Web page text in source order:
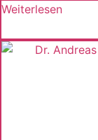
der Unfirmierung
& Driesch
will Hoberg &
Akquisition der
Weiterlesen